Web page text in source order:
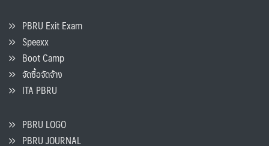
PBRU Exit Exam
Speexx
Boot Camp
จัดซื้อจัดจ้าง
ITA PBRU
PBRU LOGO
PBRU JOURNAL